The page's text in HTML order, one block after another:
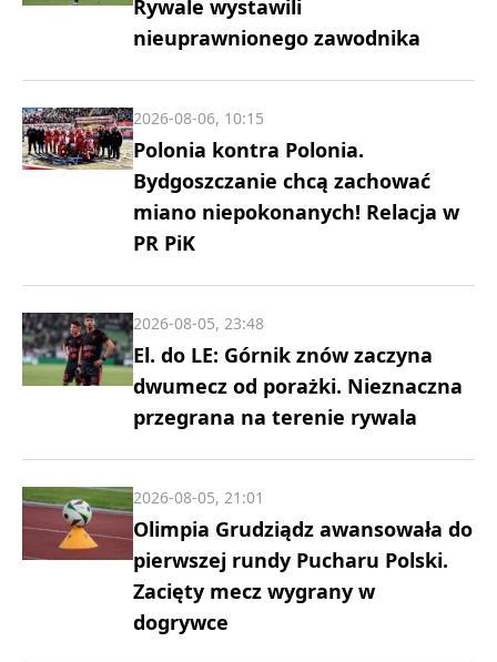
Rywale wystawili
nieuprawnionego zawodnika
Polonia kontra Polonia.
Bydgoszczanie chcą zachować
miano niepokonanych! Relacja w
PR PiK
2026-08-06, 10:15
El. do LE: Górnik znów zaczyna
dwumecz od porażki. Nieznaczna
przegrana na terenie rywala
2026-08-05, 23:48
Olimpia Grudziądz awansowała do
pierwszej rundy Pucharu Polski.
Zacięty mecz wygrany w
dogrywce
2026-08-05, 21:01